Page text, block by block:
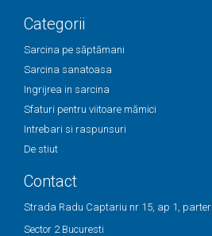
Categorii
Sarcina pe săptămani
Sarcina sanatoasa
Ingrijrea in sarcina
Sfaturi pentru viitoare mămici
Intrebari si raspunsuri
De stiut
Contact
Strada Radu Captariu nr 15, ap 1, parter
Sector 2 Bucuresti